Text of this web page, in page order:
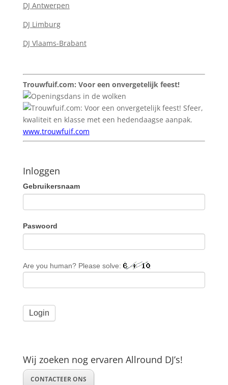
DJ Antwerpen
DJ Limburg
DJ Vlaams-Brabant
Trouwfuif.com: Voor een onvergetelijk feest!
Sfeer,
kwaliteit en klasse met een hedendaagse aanpak.
www.trouwfuif.com
Inloggen
Gebruikersnaam
Paswoord
Are you human? Please solve:
Wij zoeken nog ervaren Allround DJ’s!
CONTACTEER ONS